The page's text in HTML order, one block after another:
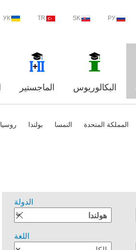
РУ
SK
TR
УК
البكالوريوس الماجستير
المملكة المتحدة النمسا بولندا روسيا
الدولة
اللغة